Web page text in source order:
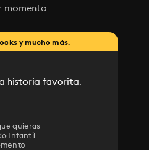
momento
y mucho más.
historia favorita.
quieras
Infantil